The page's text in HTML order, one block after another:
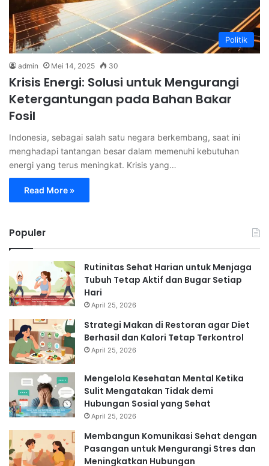
Politik
admin Mei 14, 2025 30
Krisis Energi: Solusi untuk Mengurangi
Ketergantungan pada Bahan Bakar
Fosil
Indonesia, sebagai salah satu negara berkembang, saat ini
menghadapi tantangan besar dalam memenuhi kebutuhan
energi yang terus meningkat. Krisis yang…
Read More »
Populer
Rutinitas Sehat Harian untuk Menjaga
Tubuh Tetap Aktif dan Bugar Setiap
Hari
April 25, 2026
Strategi Makan di Restoran agar Diet
Berhasil dan Kalori Tetap Terkontrol
April 25, 2026
Mengelola Kesehatan Mental Ketika
Sulit Mengatakan Tidak demi
Hubungan Sosial yang Sehat
April 25, 2026
Membangun Komunikasi Sehat dengan
Pasangan untuk Mengurangi Stres dan
Meningkatkan Hubungan